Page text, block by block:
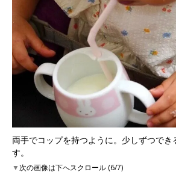
両手でコップを持つように。少しずつでき
す。
▼次の画像は下へスクロール (6/7)